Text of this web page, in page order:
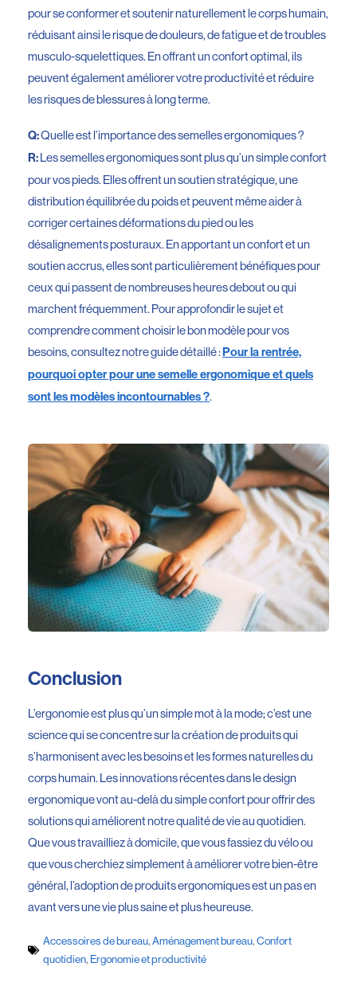
pour se conformer et soutenir naturellement le corps humain,
réduisant ainsi le risque de douleurs, de fatigue et de troubles
musculo-squelettiques. En offrant un confort optimal, ils
peuvent également améliorer votre productivité et réduire
les risques de blessures à long terme.
Q:Quelle est l’importance des semelles ergonomiques ?
R:Les semelles ergonomiques sont plus qu’un simple confort
pour vos pieds. Elles offrent un soutien stratégique, une
distribution équilibrée du poids et peuvent même aider à
corriger certaines déformations du pied ou les
désalignements posturaux. En apportant un confort et un
soutien accrus, elles sont particulièrement bénéfiques pour
ceux qui passent de nombreuses heures debout ou qui
marchent fréquemment. Pour approfondir le sujet et
comprendre comment choisir le bon modèle pour vos
besoins, consultez notre guide détaillé :Pour la rentrée,
pourquoi opter pour une semelle ergonomique et quels
sont les modèles incontournables ?.
Conclusion
L’ergonomie est plus qu’un simple mot à la mode; c’est une
science qui se concentre sur la création de produits qui
s’harmonisent avec les besoins et les formes naturelles du
corps humain. Les innovations récentes dans le design
ergonomique vont au-delà du simple confort pour offrir des
solutions qui améliorent notre qualité de vie au quotidien.
Que vous travailliez à domicile, que vous fassiez du vélo ou
que vous cherchiez simplement à améliorer votre bien-être
général, l’adoption de produits ergonomiques est un pas en
avant vers une vie plus saine et plus heureuse.
Accessoires de bureau,Aménagement bureau,Confort
quotidien, Ergonomie et productivité